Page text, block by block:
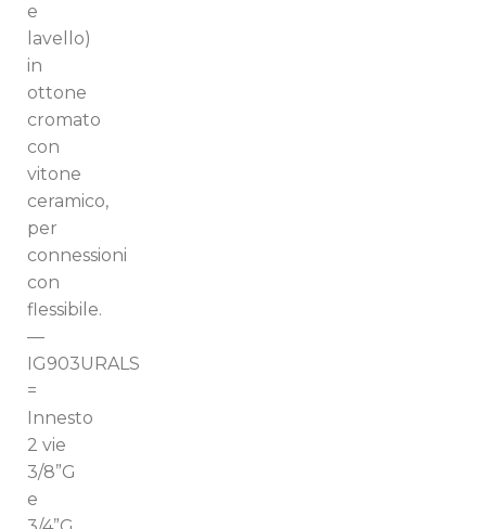
e
lavello)
in
ottone
cromato
con
vitone
ceramico,
per
connessioni
con
flessibile.
—
IG903URALS
=
Innesto
2 vie
3/8”G
e